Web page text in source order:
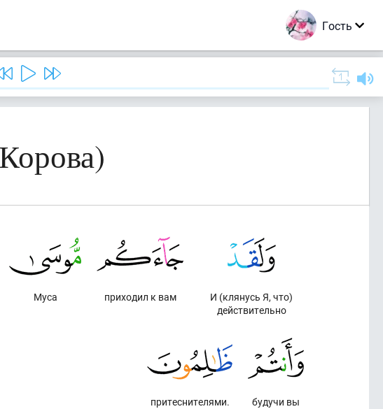
Гость
И (клянусь Я, что)
действительно
приходил к вам
Муса
будучи вы
притеснителями.